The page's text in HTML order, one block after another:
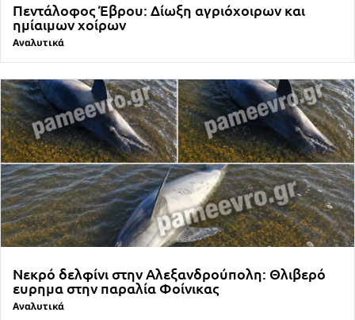
Πεντάλοφος Έβρου: Δίωξη αγριόχοιρων και
ημίαιμων χοίρων
Αναλυτικά
Νεκρό δελφίνι στην Αλεξανδρούπολη: Θλιβερό
ευρημα στην παραλία Φοίνικας
Αναλυτικά